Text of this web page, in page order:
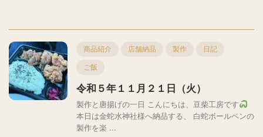
商品紹介 店舗納品 製作 日記
ご飯
令和５年１１月２１日（火）
製作と唐揚げの一日 こんにちは、豆柴工房です
本日は金蛇水神社様へ納品する、 白蛇ボールペンの
製作を楽 ...